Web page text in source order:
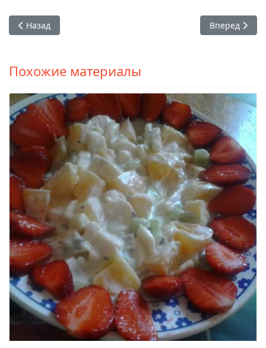
Предыдущий: Сырник с яблоками — ну очень вкусно!
Назад Следующий:
Вперед
Похожие материалы